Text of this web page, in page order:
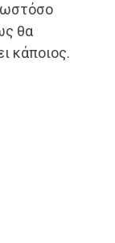
ωστόσο
θα
κάποιος.